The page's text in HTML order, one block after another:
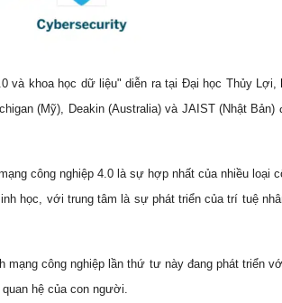
và khoa học dữ liệu" diễn ra tại Đại học Thủy Lợi,
(Mỹ), Deakin (Australia) và JAIST (Nhật Bản)
công nghiệp 4.0 là sự hợp nhất của nhiều loại
học, với trung tâm là sự phát triển của trí tuệ
công nghiệp lần thứ tư này đang phát triển
hệ của con người.